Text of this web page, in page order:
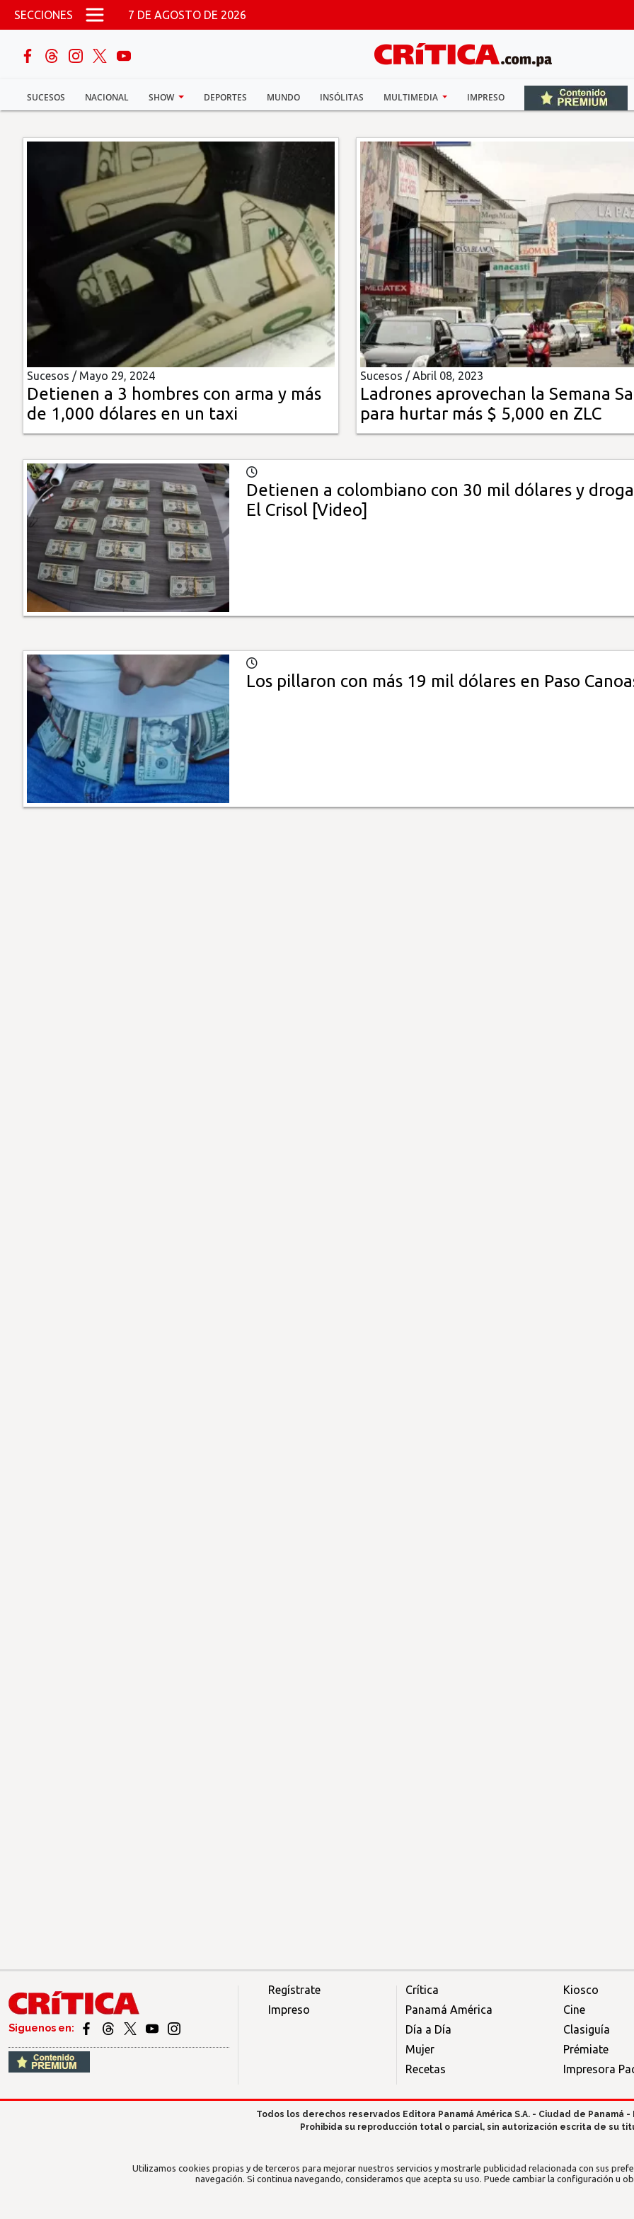
Pasar al contenido principal
SECCIONES 7 DE AGOSTO DE 2026
SUCESOS NACIONAL SHOW DEPORTES MUNDO INSÓLITAS MULTIMEDIA IMPRESO
buscar
Sucesos
Nacional
Mundo
Insólitas
Multimedia
Impreso
Sucesos / Mayo 29, 2024
Detienen a 3 hombres con arma y más
de 1,000 dólares en un taxi
Sucesos /Abril 08, 2023
Ladrones aprovechan la Semana
para hurtar más $ 5,000 en ZLC
Detienen a colombiano con 30 mil dólares y
El Crisol [Video]
Los pillaron con más 19 mil dólares en Paso
Siguenos en:
Regístrate
Impreso
Crítica
Panamá América
Día a Día
Mujer
Recetas
Kiosco
Cine
Clasiguía
Prémiate
Impresora
Todos los derechos reservados Editora Panamá América S.A. - Ciudad de Panamá -
Prohibida su reproducción total o parcial, sin autorización escrita de su
Utilizamos cookies propias y de terceros para mejorar nuestros servicios y mostrarle publicidad relacionada con sus
navegación. Si continua navegando, consideramos que acepta su uso. Puede cambiar la configuración u